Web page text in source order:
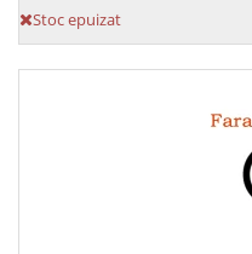
Stoc epuizat